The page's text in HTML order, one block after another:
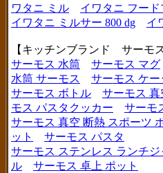
ワタニ ミル
イワタニ フー
イワタニ ミルサー 800 dg
イ
【キッチンブランド サーモス
サーモス 水筒
サーモス マグ
水筒 サーモス
サーモス ケ
サーモス ボトル
サーモス
モス パスタクッカー
サーモ
サーモス 真空 断熱 スポーツ
ット
サーモス パスタ
サーモス ステンレス ランチジ
ル
サーモス 卓上 ポット